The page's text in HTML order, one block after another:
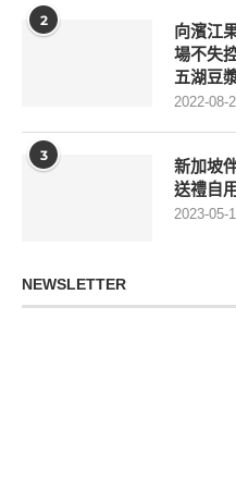
2
向濱江
場不失
五湖豆
2022-08-
3
新加坡
送禮自
2023-05-
NEWSLETTER